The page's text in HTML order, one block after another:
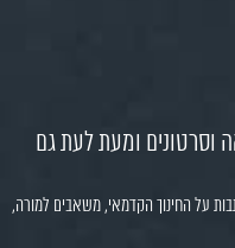
וסרטונים ומעת לעת גם
על החינוך הקדמאי, משאבים למורה,